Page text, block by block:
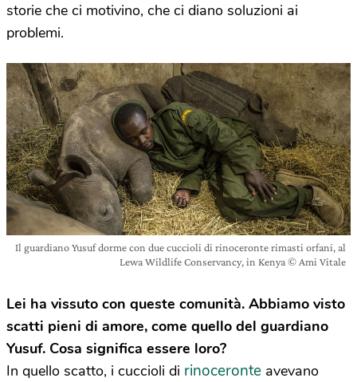
storie che ci motivino, che ci diano soluzioni ai
problemi.
Il guardiano Yusuf dorme con due cuccioli di rinoceronte rimasti orfani, al
Lewa Wildlife Conservancy, in Kenya © Ami Vitale
Lei ha vissuto con queste comunità. Abbiamo visto
scatti pieni di amore, come quello del guardiano
Yusuf. Cosa significa essere loro?
In quello scatto, i cuccioli di rinoceronte avevano